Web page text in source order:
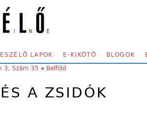
LAPOK E-KIKÖTŐ BLOGOK
3, Szám 35 » Belföld
A ZSIDÓK